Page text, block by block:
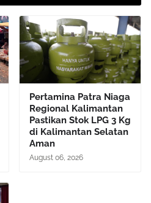
Pertamina Patra Niaga
Regional Kalimantan
Pastikan Stok LPG 3 Kg
di Kalimantan Selatan
Aman
August 06, 2026